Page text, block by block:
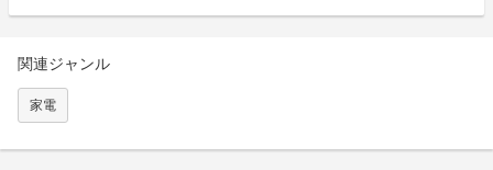
関連ジャンル
家電